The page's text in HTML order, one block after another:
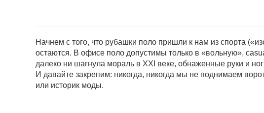
Начнем с того, что рубашки поло пришли к нам из спорта
остаются. В офисе поло допустимы только в «вольную»,
далеко ни шагнула мораль в XXI веке, обнаженные руки и
И давайте закрепим: никогда, никогда мы не поднимаем
или историк моды.